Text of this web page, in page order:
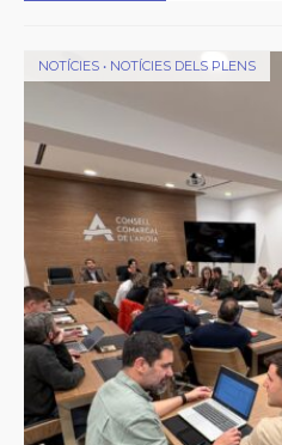
NOTÍCIES • NOTÍCIES DELS PLENS